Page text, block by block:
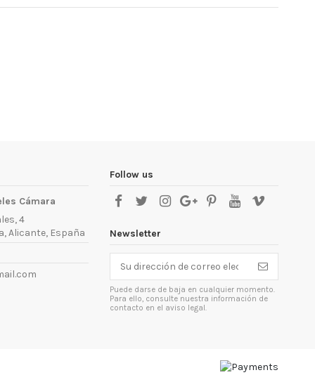
Cámara
4
Alicante, España
Follow us
Newsletter
Puede darse de baja en cualquier momento.
Para ello, consulte nuestra información de
contacto en el aviso legal.